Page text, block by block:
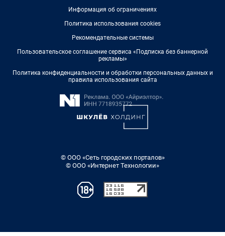
Информация об ограничениях
Политика использования cookies
Рекомендательные системы
Пользовательское соглашение сервиса «Подписка без баннерной
рекламы»
Политика конфиденциальности и обработки персональных данных и
правила использования сайта
© ООО «Сеть городских порталов»
© ООО «Интернет Технологии»